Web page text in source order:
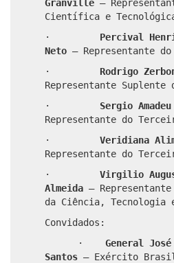
Granville –
Científica e
· Percival
Neto – Representante
· Rodrigo
Representante Suplente
· Sergio
Representante do
· Veridiana
Representante do
· Virgilio
Almeida –
da Ciência, Tecnologia
Convidados:
· General
Santos – Exército